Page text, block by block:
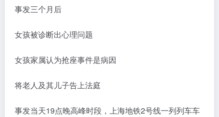
事发三个月后
女孩被诊断出心理问题
女孩家属认为抢座事件是病因
将老人及其儿子告上法庭
事发当天19点晚高峰时段，上海地铁2号线一列列车车